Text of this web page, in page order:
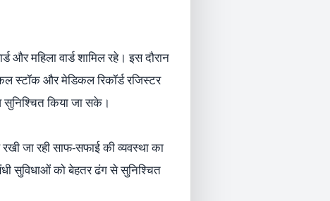
और महिला वार्ड शामिल रहे। इस दौरान
स्टॉक और मेडिकल रिकॉर्ड रजिस्टर
सुनिश्चित किया जा सके।
जा रही साफ-सफाई की व्यवस्था का
सुविधाओं को बेहतर ढंग से सुनिश्चित